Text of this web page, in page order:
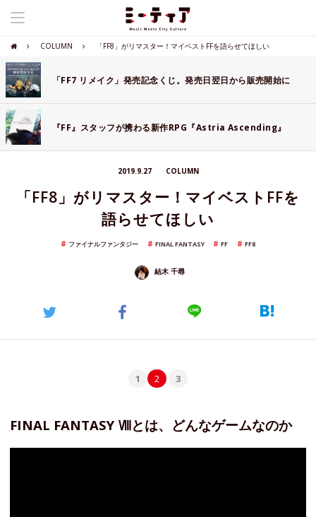
COLUMN 「FF8」がリマスター！マイベストFFを語らせてほしい
「FF7 リメイク」発売記念くじ。発売日翌日から販売開始に
『FF』スタッフが携わる新作RPG『Astria Ascending』
2019.9.27 COLUMN
「FF8」がリマスター！マイベストFFを
語らせてほしい
ファイナルファンタジー FINAL FANTASY FF FF8
結木 千尋
1 2 3
FINAL FANTASY Ⅷとは、どんなゲームなのか